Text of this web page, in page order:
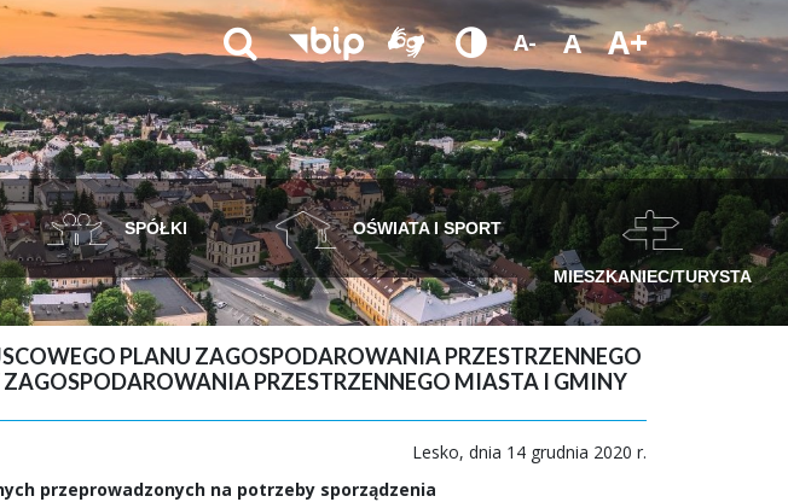
A- A A+
SPÓŁKI OŚWIATA I SPORT
MIESZKANIEC/TURYSTA
PLANU ZAGOSPODAROWANIA PRZESTRZENNEGO
PRZESTRZENNEGO MIASTA I GMINY
Lesko, dnia 14 grudnia 2020 r.
przeprowadzonych na potrzeby sporządzenia